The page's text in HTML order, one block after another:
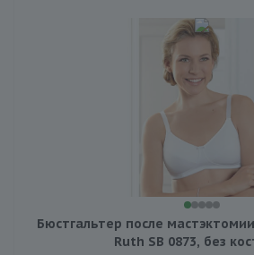
Бюстгальтер после
Ruth SB 0873, без